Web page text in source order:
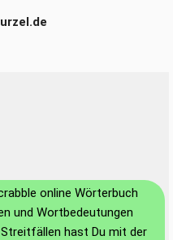
online Wörterbuch
und Wortbedeutungen
Streitfällen hast Du mit der